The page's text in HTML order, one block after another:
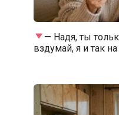
— Надя, ты
вздумай, я и так